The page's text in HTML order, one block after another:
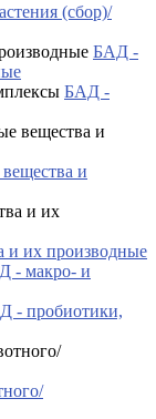
(сбор)/
БАД -
БАД -
и
их производные
- макро- и
- пробиотики,